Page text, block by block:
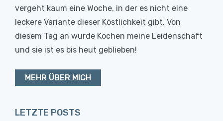
vergeht kaum eine Woche, in der es nicht eine
leckere Variante dieser Köstlichkeit gibt. Von
diesem Tag an wurde Kochen meine Leidenschaft
und sie ist es bis heut geblieben!
MEHR ÜBER MICH
LETZTE POSTS